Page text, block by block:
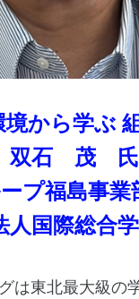
境から学ぶ
双石 茂 氏
プ福島事業
人国際総合
は東北最大級の